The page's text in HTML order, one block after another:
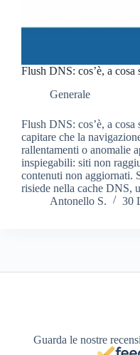
Flush DNS: cos’è, a cosa
Generale
Flush DNS: cos’è, a cosa
capitare che la
rallentamenti o anomalie
inspiegabili: siti non
contenuti non aggiornati.
risiede nella cache DNS,
Antonello S.
30
Guarda le nostre